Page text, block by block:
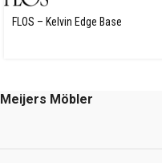
FLOS – Kelvin Edge Base
Meijers Möbler